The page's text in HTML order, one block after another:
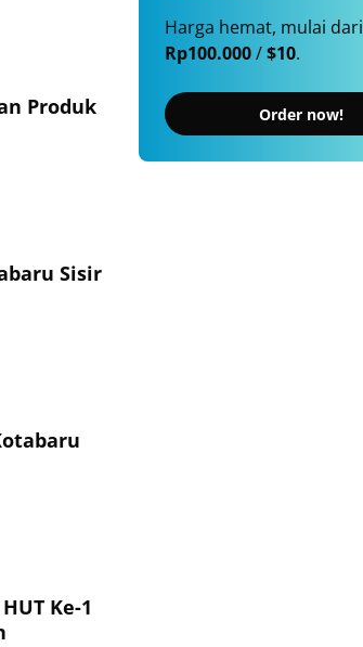
Produk
Sisir
Ke-1
Harga hemat, mulai dari
Rp100.000/$10.
Order now!